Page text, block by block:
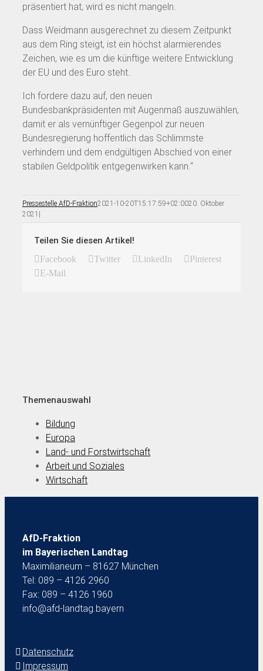
präsentiert hat, wird es nicht mangeln.
Dass Weidmann ausgerechnet zu diesem Zeitpunkt
aus dem Ring steigt, ist ein höchst alarmierendes
Zeichen, wie es um die künftige weitere Entwicklung
der EU und des Euro steht.
Ich fordere dazu auf, den neuen
Bundesbankpräsidenten mit Augenmaß auszuwählen,
damit er als vernünftiger Gegenpol zur neuen
Bundesregierung hoffentlich das Schlimmste
verhindern und dem endgültigen Abschied von einer
stabilen Geldpolitik entgegenwirken kann.“
Pressestelle AfD-Fraktion2021-10-20T15:17:59+02:0020. Oktober
2021 |
Teilen Sie diesen Artikel!
Facebook Twitter LinkedIn
Pinterest
E-Mail
Themenauswahl
Bildung
Europa
Land- und Forstwirtschaft
Arbeit und Soziales
Wirtschaft
AfD-Fraktion
im Bayerischen Landtag
Maximilianeum – 81627 München
Tel: 089 – 4126 2960
Fax: 089 – 4126 1960
info@afd-landtag.bayern
Datenschutz
Impressum